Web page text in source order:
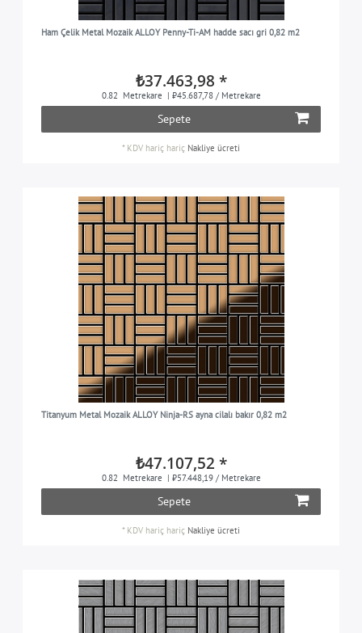
Ham Çelik Metal Mozaik ALLOY Penny-Ti-AM hadde sacı gri 0,82 m2
₺37.463,98 *
0.82 Metrekare | ₺45.687,78 / Metrekare
Sepete
* KDV hariç hariç Nakliye ücreti
Titanyum Metal Mozaik ALLOY Ninja-RS ayna cilalı bakır 0,82 m2
₺47.107,52 *
0.82 Metrekare | ₺57.448,19 / Metrekare
Sepete
* KDV hariç hariç Nakliye ücreti